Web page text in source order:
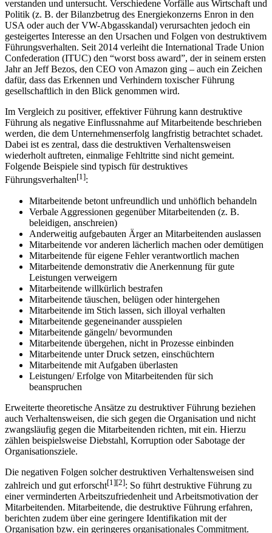
verstanden und untersucht. Verschiedene Vorfälle aus Wirtschaft und
Politik (z. B. der Bilanzbetrug des Energiekonzerns Enron in den
USA oder auch der VW-Abgasskandal) verursachten jedoch ein
gesteigertes Interesse an den Ursachen und Folgen von destruktivem
Führungsverhalten. Seit 2014 verleiht die International Trade Union
Confederation (ITUC) den “worst boss award”, der in seinem ersten
Jahr an Jeff Bezos, den CEO von Amazon ging – auch ein Zeichen
dafür, dass das Erkennen und Verhindern toxischer Führung
gesellschaftlich in den Blick genommen wird.
Im Vergleich zu positiver, effektiver Führung kann destruktive
Führung als negative Einflussnahme auf Mitarbeitende beschrieben
werden, die dem Unternehmenserfolg langfristig betrachtet schadet.
Dabei ist es zentral, dass die destruktiven Verhaltensweisen
wiederholt auftreten, einmalige Fehltritte sind nicht gemeint.
Folgende Beispiele sind typisch für destruktives
Führungsverhalten[1]:
Mitarbeitende betont unfreundlich und unhöflich behandeln
Verbale Aggressionen gegenüber Mitarbeitenden (z. B.
beleidigen, anschreien)
Anderweitig aufgebauten Ärger an Mitarbeitenden auslassen
Mitarbeitende vor anderen lächerlich machen oder demütigen
Mitarbeitende für eigene Fehler verantwortlich machen
Mitarbeitende demonstrativ die Anerkennung für gute
Leistungen verweigern
Mitarbeitende willkürlich bestrafen
Mitarbeitende täuschen, belügen oder hintergehen
Mitarbeitende im Stich lassen, sich illoyal verhalten
Mitarbeitende gegeneinander ausspielen
Mitarbeitende gängeln/ bevormunden
Mitarbeitende übergehen, nicht in Prozesse einbinden
Mitarbeitende unter Druck setzen, einschüchtern
Mitarbeitende mit Aufgaben überlasten
Leistungen/ Erfolge von Mitarbeitenden für sich
beanspruchen
Erweiterte theoretische Ansätze zu destruktiver Führung beziehen
auch Verhaltensweisen, die sich gegen die Organisation und nicht
zwangsläufig gegen die Mitarbeitenden richten, mit ein. Hierzu
zählen beispielsweise Diebstahl, Korruption oder Sabotage der
Organisationsziele.
Die negativen Folgen solcher destruktiven Verhaltensweisen sind
zahlreich und gut erforscht[1][2]: So führt destruktive Führung zu
einer verminderten Arbeitszufriedenheit und Arbeitsmotivation der
Mitarbeitenden. Mitarbeitende, die destruktive Führung erfahren,
berichten zudem über eine geringere Identifikation mit der
Organisation bzw. ein geringeres organisationales Commitment.